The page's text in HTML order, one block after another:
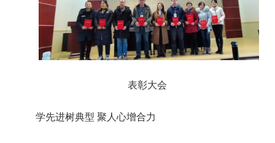
表彰大会
学先进树典型 聚人心增合力